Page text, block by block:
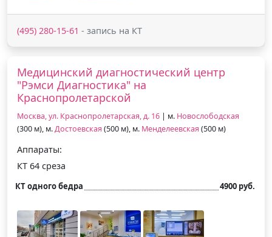
(495) 280-15-61 - запись на КТ
Медицинский диагностический центр
"Рэмси Диагностика" на
Краснопролетарской
Москва, ул. Краснопролетарская, д. 16 | м. Новослободская
(300 м), м.Достоевская (500 м), м. Менделеевская (500 м)
Аппараты:
КТ 64 среза
КТ одного бедра 4900 руб.